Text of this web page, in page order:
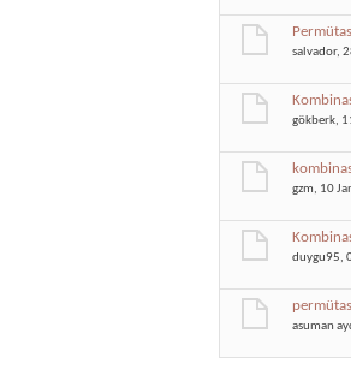
salvador,
gökberk,
gzm, 10
duygu95,
asuman